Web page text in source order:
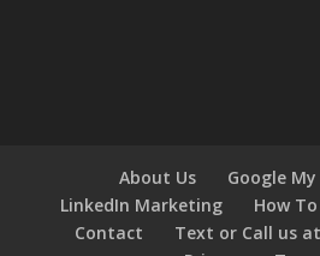
About Us
Google
LinkedIn Marketing
How
Contact
Text or Call us